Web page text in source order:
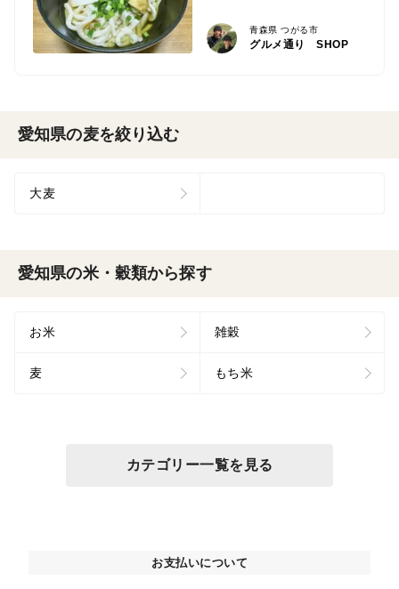
青森県 つがる市
グルメ通り SHOP
愛知県の麦を絞り込む
大麦
愛知県の米・穀類から探す
お米 雑穀
麦 もち米
カテゴリー一覧を見る
お支払いについて